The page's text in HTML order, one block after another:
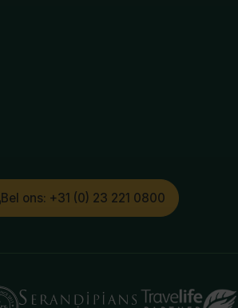
Bel ons: +31 (0) 23 221 0800